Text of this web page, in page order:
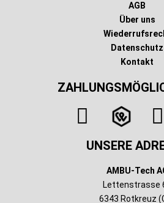
AGB
Über uns
Datenschutz
Kontakt
UNSERE
AMBU-Tech
Lettenstrasse
6343 Rotkreuz